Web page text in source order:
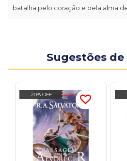
batalha pelo coração e pela alma
Sugestões
20% OFF